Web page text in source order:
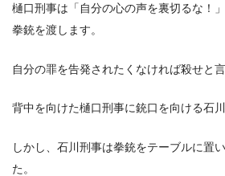
樋口刑事は「自分の心の声を裏切るな！
拳銃を渡します。
自分の罪を告発されたくなければ殺せと
背中を向けた樋口刑事に銃口を向ける石川
しかし、石川刑事は拳銃をテーブルに置
た。